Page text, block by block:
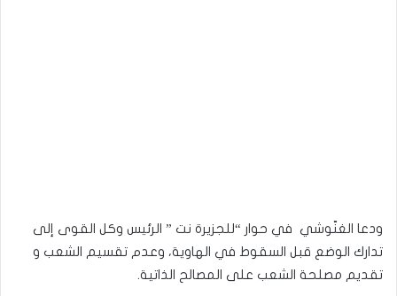
ودعا الغنّوشي في حوار “للجزيرة نت ” الرئيس وكل القوى إلى
تدارك الوضع قبل السقوط في الهاوية، وعدم تقسيم الشعب و
تقديم مصلحة الشعب على المصالح الذاتية.